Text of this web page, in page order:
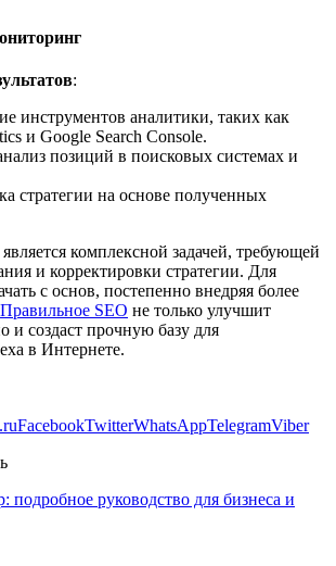
:
инструментов аналитики, таких как
и Google Search Console.
позиций в поисковых системах и
стратегии на основе полученных
комплексной задачей, требующей
и корректировки стратегии. Для
с основ, постепенно внедряя более
Правильное SEO не только улучшит
и создаст прочную базу для
в Интернете.
FacebookTwitterWhatsAppTelegramViber
подробное руководство для бизнеса и